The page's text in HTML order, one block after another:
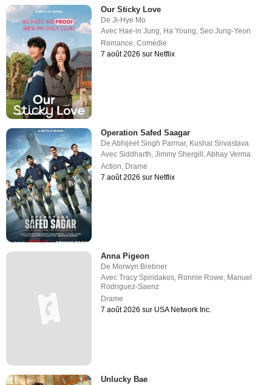
Our Sticky Love
DeJi-Hye Mo
Avec Hae-in Jung Ha Young ,Seo Jung-Yeon
Romance ,Comédie
7 août 2026 sur Netflix
Operation Safed Saagar
DeAbhijeet Singh Parmar, Kushal Srivastava
AvecSiddharth,Jimmy Shergill,Abhay Verma
Action, Drame
7 août 2026 sur Netflix
Anna Pigeon
De Morwyn Brebner
AvecTracy Spiridakos, Ronnie Rowe, Manuel
Rodriguez-Saenz
Drame
7 août 2026 sur USA Network Inc.
Unlucky Bae